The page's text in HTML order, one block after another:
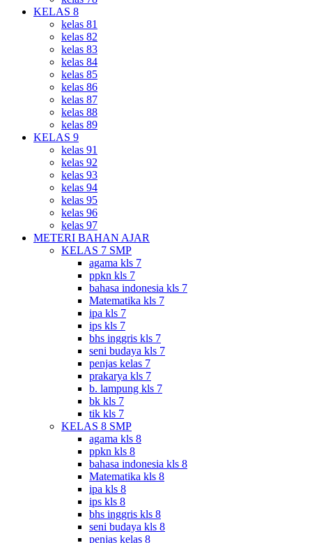
KELAS 8
kelas 81
kelas 82
kelas 83
kelas 84
kelas 85
kelas 86
kelas 87
kelas 88
kelas 89
KELAS 9
kelas 91
kelas 92
kelas 93
kelas 94
kelas 95
kelas 96
kelas 97
METERI BAHAN AJAR
KELAS 7 SMP
agama kls 7
ppkn kls 7
bahasa indonesia kls 7
Matematika kls 7
ipa kls 7
ips kls 7
bhs inggris kls 7
seni budaya kls 7
penjas kelas 7
prakarya kls 7
b. lampung kls 7
bk kls 7
tik kls 7
KELAS 8 SMP
agama kls 8
ppkn kls 8
bahasa indonesia kls 8
Matematika kls 8
ipa kls 8
ips kls 8
bhs inggris kls 8
seni budaya kls 8
penjas kelas 8